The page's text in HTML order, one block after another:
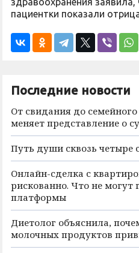
пациентки показали
Последние новости
От свидания до семейного
меняет представление о
Путь души сквозь четыре
Онлайн-сделка с
рискованно. Что не
платформы
Диетолог объяснила,
молочных продуктов